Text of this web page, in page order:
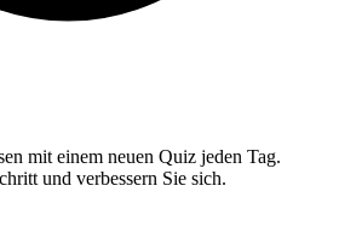
mit einem neuen Quiz jeden Tag.
und verbessern Sie sich.